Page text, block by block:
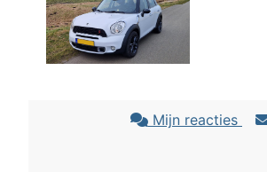
Mijn reacties